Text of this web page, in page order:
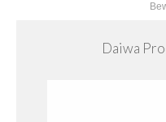
Daiwa